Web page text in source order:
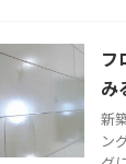
フ
み
新
ン